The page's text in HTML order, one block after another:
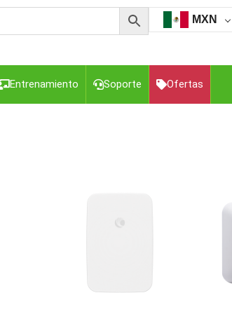
MXN
Entrenamiento Soporte Ofertas
Blanca
y Brackets para Cámaras